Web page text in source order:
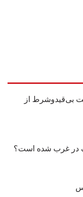
بی‌قیدوشرط از
در غرب شده است؟